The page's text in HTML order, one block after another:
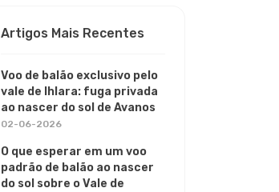
Artigos Mais Recentes
Voo de balão exclusivo pelo
vale de Ihlara: fuga privada
ao nascer do sol de Avanos
02-06-2026
O que esperar em um voo
padrão de balão ao nascer
do sol sobre o Vale de